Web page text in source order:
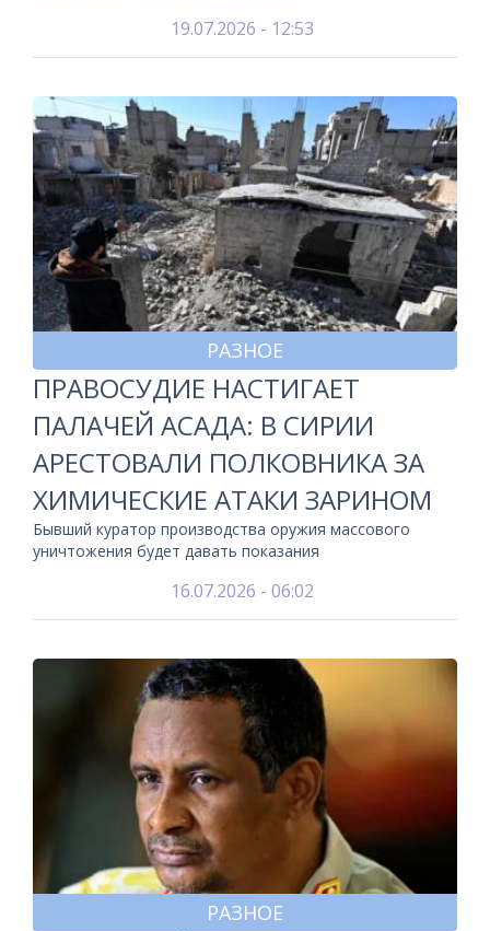
19.07.2026 - 12:53
РАЗНОЕ
ПРАВОСУДИЕ НАСТИГАЕТ
ПАЛАЧЕЙ АСАДА: В СИРИИ
АРЕСТОВАЛИ ПОЛКОВНИКА ЗА
ХИМИЧЕСКИЕ АТАКИ ЗАРИНОМ
Бывший куратор производства оружия массового
уничтожения будет давать показания
16.07.2026 - 06:02
РАЗНОЕ